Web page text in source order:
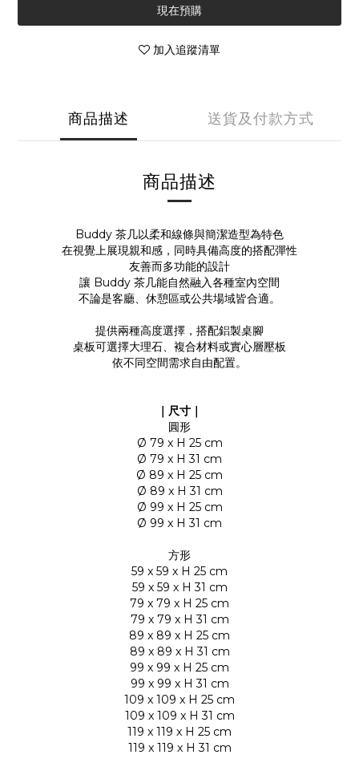
現在預購
加入追蹤清單
商品描述 送貨及付款方式
商品描述
Buddy 茶几以柔和線條與簡潔造型為特色
在視覺上展現親和感，同時具備高度的搭配彈性
友善而多功能的設計
讓 Buddy 茶几能自然融入各種室內空間
不論是客廳、休憩區或公共場域皆合適。
提供兩種高度選擇，搭配鋁製桌腳
桌板可選擇大理石、複合材料或實心層壓板
依不同空間需求自由配置。
｜尺寸｜
圓形
Ø 79 x H 25 cm
Ø 79 x H 31 cm
Ø 89 x H 25 cm
Ø 89 x H 31 cm
Ø 99 x H 25 cm
Ø 99 x H 31 cm
方形
59 x 59 x H 25 cm
59 x 59 x H 31 cm
79 x 79 x H 25 cm
79 x 79 x H 31 cm
89 x 89 x H 25 cm
89 x 89 x H 31 cm
99 x 99 x H 25 cm
99 x 99 x H 31 cm
109 x 109 x H 25 cm
109 x 109 x H 31 cm
119 x 119 x H 25 cm
119 x 119 x H 31 cm